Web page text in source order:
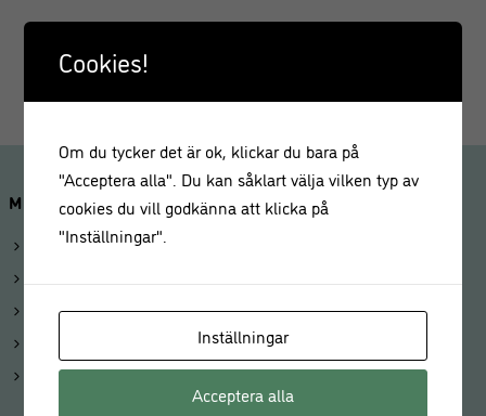
Mått: 8 x 19 x 26 cm
MINA SIDOR
Logga in
Beställningar
Våra butiker
Cookies!
Om du tycker det är ok, klickar du bara på
"Acceptera alla". Du kan såklart välja vilken typ av
cookies du vill godkänna att klicka på
"Inställningar".
Inställningar
Acceptera alla